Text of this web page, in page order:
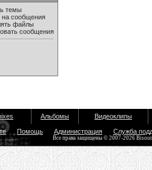
темы
на сообщения
файлы
сообщения
Альбомы Видеоклипы
Помощь Администрация Служба
Все права защищены © 2007-2026